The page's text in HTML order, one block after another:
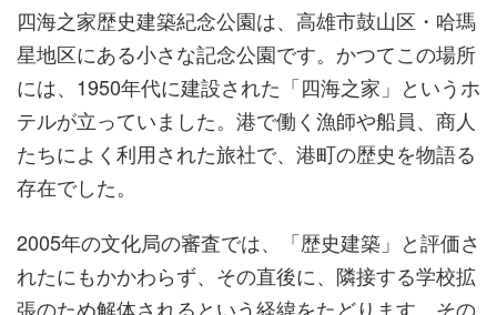
四海之家歴史建築紀念公園は、高雄市鼓山区・哈瑪
星地区にある小さな記念公園です。かつてこの場所
には、1950年代に建設された「四海之家」というホ
テルが立っていました。港で働く漁師や船員、商人
たちによく利用された旅社で、港町の歴史を物語る
存在でした。
2005年の文化局の審査では、「歴史建築」と評価さ
れたにもかかわらず、その直後に、隣接する学校拡
張のため解体されるという経緯をたどります。その